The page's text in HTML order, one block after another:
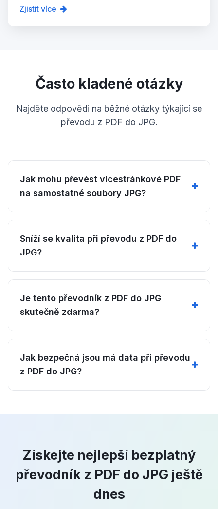
Zjistit více
Často kladené otázky
Najděte odpovědi na běžné otázky týkající se
převodu z PDF do JPG.
Jak mohu převést vícestránkové PDF
na samostatné soubory JPG?
Sníží se kvalita při převodu z PDF do
JPG?
Je tento převodník z PDF do JPG
skutečně zdarma?
Jak bezpečná jsou má data při převodu
z PDF do JPG?
Získejte nejlepší bezplatný
převodník z PDF do JPG ještě
dnes